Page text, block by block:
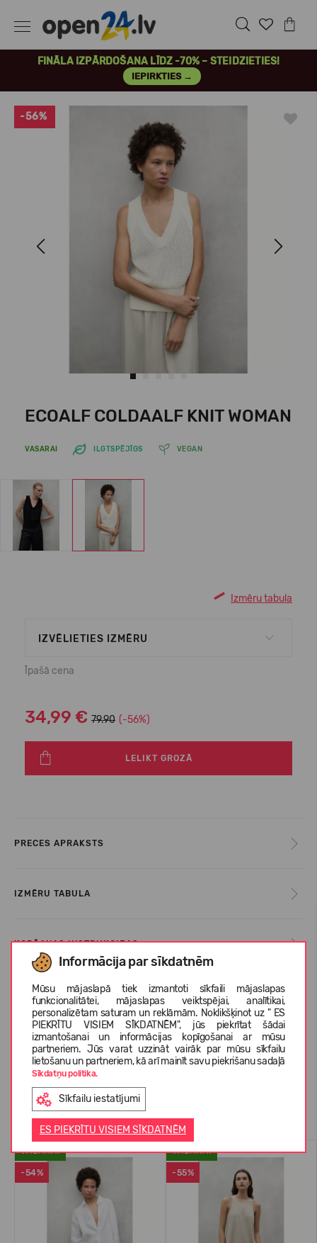
FINĀLA IZPĀRDOŠANA LĪDZ -70% – STEIDZIETIES!
IEPIRKTIES →
Informācija par sīkdatnēm
Mūsu mājaslapā tiek izmantoti sīkfaili mājaslapas
funkcionalitātei, mājaslapas veiktspējai, analītikai,
personalizētam saturam un reklāmām. Noklikšķinot uz " ES
PIEKRĪTU VISIEM SĪKDATNĒM", jūs piekrītat šādai
izmantošanai un informācijas kopīgošanai ar mūsu
partneriem. Jūs varat uzzināt vairāk par mūsu sīkfailu
lietošanu un partneriem, kā arī mainīt savu piekrišanu sadaļā
Sīkdatņu politika.
Sīkfailu iestatījumi
ES PIEKRĪTU VISIEM SĪKDATNĒM
Next
-56%
ECOALF COLDAALF KNIT WOMAN
VASARAI ILGTSPĒJĪGS VEGAN
Izmēru tabula
IZVĒLIETIES IZMĒRU
Īpašā cena
34,99 € 79.90 (-56%)
LELIKT GROZĀ
PRECES APRAKSTS
IZMĒRU TABULA
KOPŠANAS INSTRUKCIJAS
PAR ECOALF
KLIENTU ATSAUKSMES (0)
Līdzīgas preces
-54%
VASARAI
-55%
VASARAI